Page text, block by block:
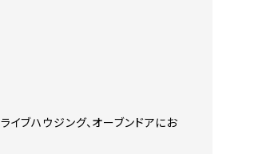
イブハウジング、オーブンドアにお